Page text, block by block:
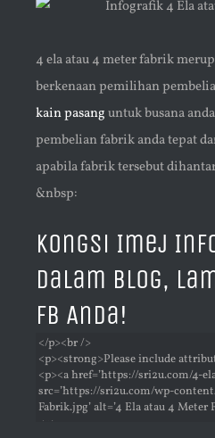
4 ela atau 4 meter fabrik
berkenaan pemilihan
kain pasanguntuk busana
pembelian fabrik anda tepat
apabila fabrik tersebut
&nbsp:
Kongsi Imej
Dalam Blog,
FB Anda!